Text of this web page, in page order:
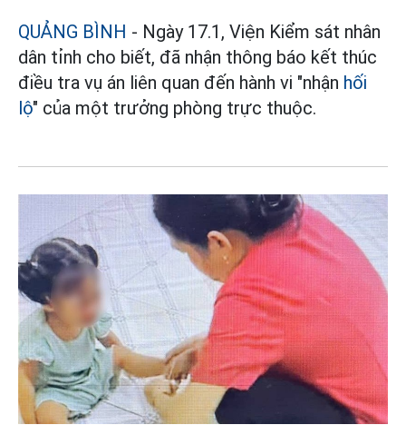
QUẢNG BÌNH - Ngày 17.1, Viện Kiểm sát nhân
dân tỉnh cho biết, đã nhận thông báo kết thúc
điều tra vụ án liên quan đến hành vi "nhận hối
lộ" của một trưởng phòng trực thuộc.